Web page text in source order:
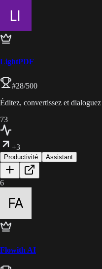
LightPDF
#28/500
Éditez, convertissez et
73
+3
Productivité Assistant
6
Flowith AI